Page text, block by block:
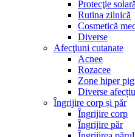
Protecţie solară
Rutina zilnică
Cosmetică
Diverse
Afecţiuni cutanate
Acnee
Rozacee
Zone hiper
Diverse
Îngrijire corp și păr
Îngrijire corp
Îngrijire păr